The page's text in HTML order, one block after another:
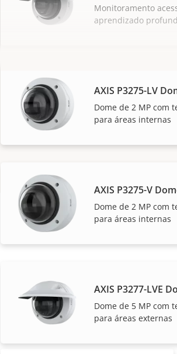
Monitoramento
aprendizado
AXIS P3275-LV
Dome de 2 MP com
para áreas internas
AXIS P3275-V
Dome de 2 MP com
para áreas internas
AXIS P3277-LVE
Dome de 5 MP com
para áreas externas
As soluções e